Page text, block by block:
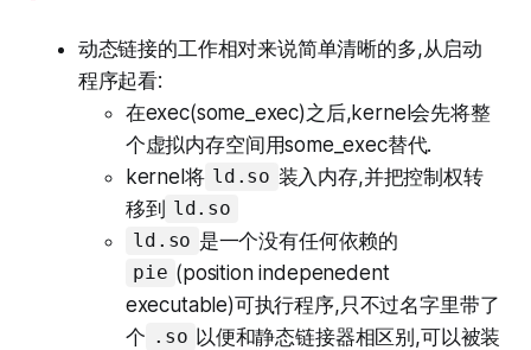
动态链接的工作相对来说简单清晰的多,从启动
程序起看:
在exec(some_exec)之后,kernel会先将整
个虚拟内存空间用some_exec替代.
kernel将 ld.so 装入内存,并把控制权转
移到 ld.so
ld.so 是一个没有任何依赖的
pie (position indepenedent
executable)可执行程序,只不过名字里带了
个 .so 以便和静态链接器相区别,可以被装